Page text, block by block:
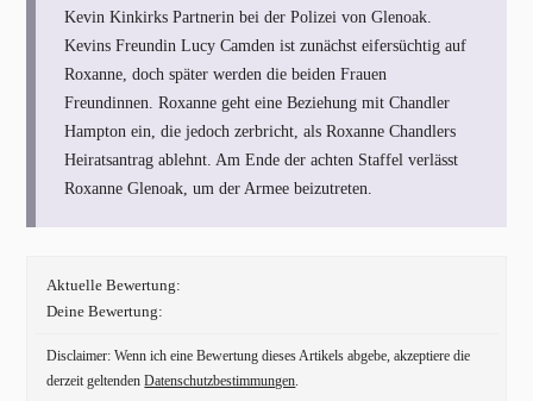
Kevin Kinkirks Partnerin bei der Polizei von Glenoak.
Kevins Freundin Lucy Camden ist zunächst eifersüchtig auf
Roxanne, doch später werden die beiden Frauen
Freundinnen. Roxanne geht eine Beziehung mit Chandler
Hampton ein, die jedoch zerbricht, als Roxanne Chandlers
Heiratsantrag ablehnt. Am Ende der achten Staffel verlässt
Roxanne Glenoak, um der Armee beizutreten.
Aktuelle Bewertung:
Deine Bewertung:
Disclaimer: Wenn ich eine Bewertung dieses Artikels abgebe, akzeptiere die
derzeit geltendenDatenschutzbestimmungen.